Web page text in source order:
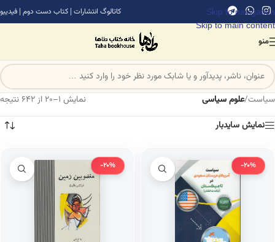
Skip to navigation
Skip to main content
کاتالوگ انتشارات | کتاب دست دوم | فیدیبو
منو
سیاست/علوم سیاسی
نمایش 1–20 از 642 نتیجه
نمایش سایدبار
-20%
-20%